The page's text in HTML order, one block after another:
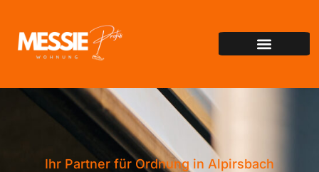
Ihr Partner für Ordnung in Alpirsbach